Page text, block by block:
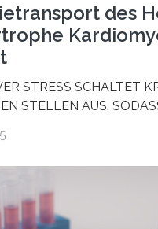
des
STRESS SCHALTET
STELLEN AUS,
Zentrum für
Circulation, warum der
Kardiomyopathie
wie sich durch eine